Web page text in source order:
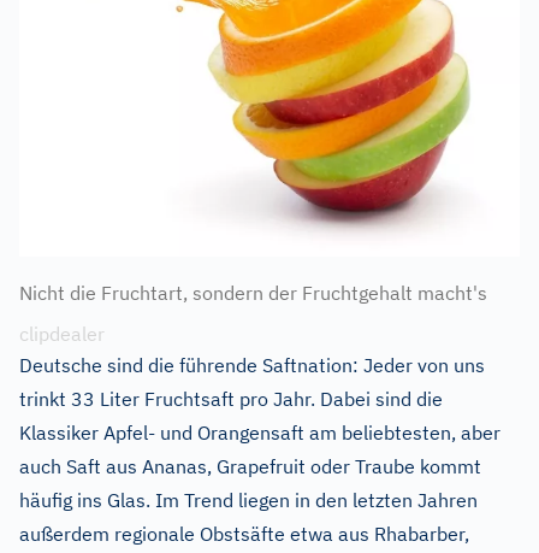
Nicht die Fruchtart, sondern der Fruchtgehalt macht's
clipdealer
Deutsche sind die führende Saftnation: Jeder von uns
trinkt 33 Liter Fruchtsaft pro Jahr. Dabei sind die
Klassiker Apfel- und Orangensaft am beliebtesten, aber
auch Saft aus Ananas, Grapefruit oder Traube kommt
häufig ins Glas. Im Trend liegen in den letzten Jahren
außerdem regionale Obstsäfte etwa aus Rhabarber,